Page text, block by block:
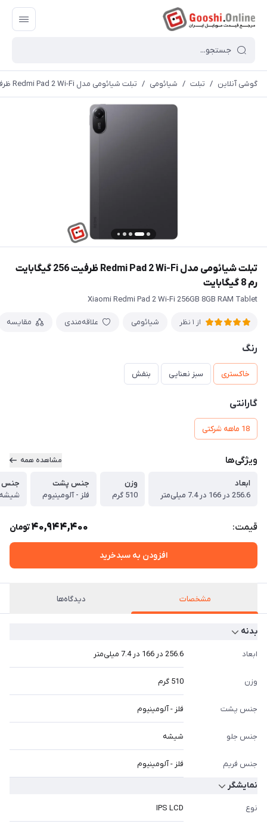
گوشی آنلاین / تبلت / شیائومی / تبلت شیائومی مدل Redmi Pad 2 Wi-Fi ظرفیت 256 گیگابایت رم 8 گیگابایت
تبلت شیائومی مدل Redmi Pad 2 Wi-Fi ظرفیت 256 گیگابایت
رم 8 گیگابایت
Xiaomi Redmi Pad 2 Wi-Fi 256GB 8GB RAM Tablet
از 1 نظر شیائومی علاقه‌مندی مقایسه
رنگ
خاکستری سبز نعنایی بنفش
گارانتی
18 ماهه شرکتی
ویژگی‌ها مشاهده همه
ابعاد
256.6 در 166 در 7.4 میلی‌متر
وزن
510 گرم
جنس پشت
فلز - آلومینیوم
جنس
قیمت: 40,944,400تومان
افزودن به سبدخرید
مشخصات دیدگاه‌ها
بدنه
ابعاد 256.6 در 166 در 7.4 میلی‌متر
وزن 510 گرم
جنس پشت فلز - آلومینیوم
جنس جلو شیشه
جنس فریم فلز - آلومینیوم
نمایشگر
نوع IPS LCD